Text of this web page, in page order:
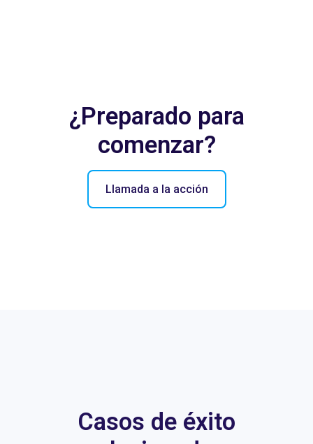
¿Preparado para
comenzar?
Llamada a la acción
Casos de éxito